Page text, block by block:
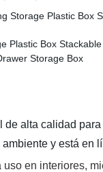
de alta calidad
y está en
uso en interiores,